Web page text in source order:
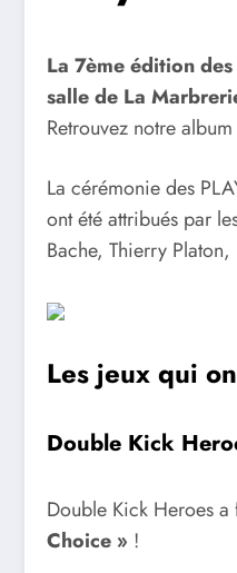
La 7ème édition
salle de La
Retrouvez notre
La cérémonie des
ont été attribués par
Bache, Thierry
Les jeux qui
Double Kick
Double Kick Heroes
Choice » !